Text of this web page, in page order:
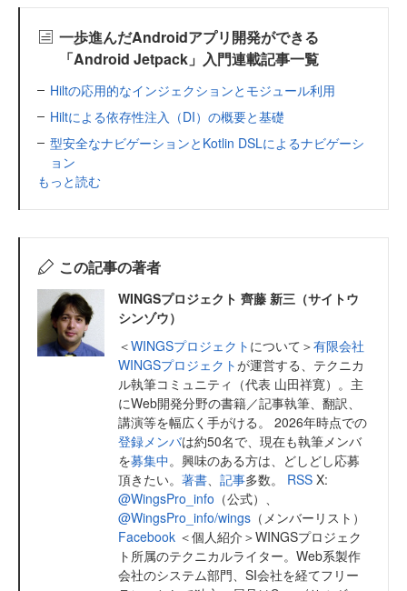
一歩進んだAndroidアプリ開発ができる
「Android Jetpack」入門連載記事一覧
Hiltの応用的なインジェクションとモジュール利用
Hiltによる依存性注入（DI）の概要と基礎
型安全なナビゲーションとKotlin DSLによるナビゲーシ
ョン
もっと読む
この記事の著者
WINGSプロジェクト 齊藤 新三（サイトウ
シンゾウ）
＜WINGSプロジェクト について＞有限会社
WINGSプロジェクトが運営する、テクニカ
ル執筆コミュニティ（代表 山田祥寛）。主
にWeb開発分野の書籍／記事執筆、翻訳、
講演等を幅広く手がける。 2026年時点での
登録メンバは約50名で、現在も執筆メンバ
を募集中。興味のある方は、どしどし応募
頂きたい。 著書 記事多数。 RSS X:
@WingsPro_info （公式）、
@WingsPro_info/wings （メンバーリスト）
Facebook ＜個人紹介＞WINGSプロジェク
ト所属のテクニカルライター。Web系製作
会社のシステム部門、SI会社を経てフリー